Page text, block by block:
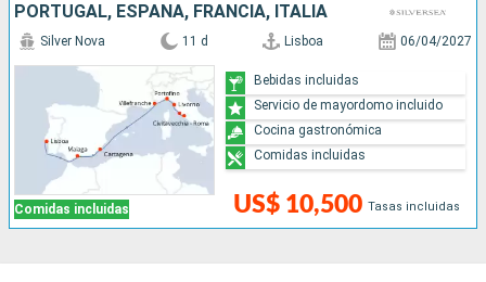
PORTUGAL, ESPAÑA, FRANCIA, ITALIA
Comidas incluidas
Silver Nova 11 d Lisboa 06/04/2027
US$ 10,500 Tasas incluidas
Bebidas incluidas
Servicio de mayordomo incluido
Cocina gastronómica
Comidas incluidas